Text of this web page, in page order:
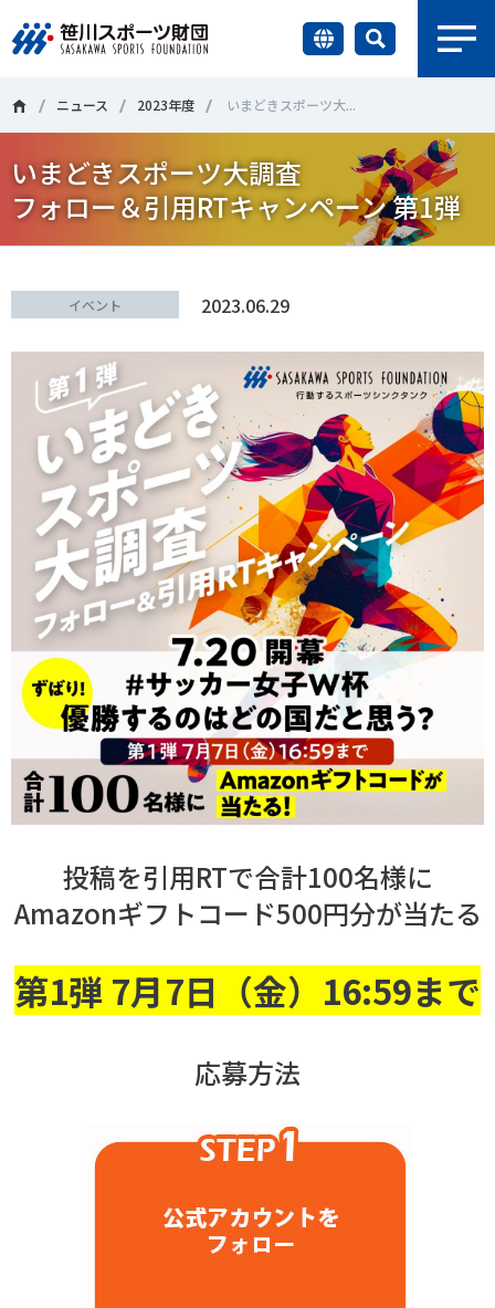
財団情報
研究員紹介
社会づくり
国際情報
知る学ぶ
ニュース
お問い合わせ・お申し込み
メールマガジン
「SSFニュース」
会員登録
ソーシャルメディア運営方針
© 2020
＃誰が子どものスポーツをささえるのか ＃部活動
＃アクティブなまちづくり ＃日本人の身体活動と健康寿命
＃障害者スポーツ ＃スポーツ基本計画
調査・研究
スポーツライフ・データ
スポーツ白書
政策提言
子どものスポーツ
障害者スポーツ
スポーツによるまちづくり
スポーツ・ガバナンス
スポーツボランティア
スポーツ政策・予算
健康とスポーツ
社会づくり
自治体との連携
各教育機関との連携
【動画】スポーツでアクティブなまちづくり
知る学ぶ
SPORT POLICY INCUBATOR ―スポーツ政策の『卵』 ―
ニュース 2023年度 いまどきスポーツ大...
いまどきスポーツ大調査
フォロー＆引用RTキャンペーン 第1弾
イベント 2023.06.29
投稿を引用RTで合計100名様に
Amazonギフトコード500円分が当たる
第1弾 7月7日（金）16:59まで
応募方法